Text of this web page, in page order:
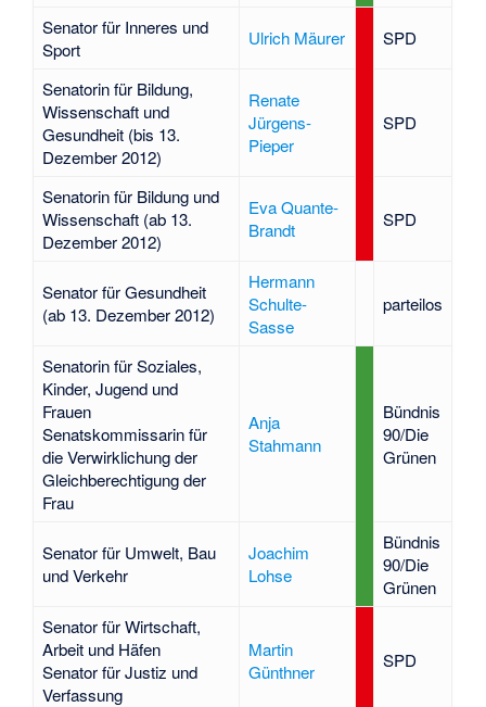
Senator für Inneres und
Sport
Ulrich Mäurer SPD
Senatorin für Bildung,
Wissenschaft und
Gesundheit (bis 13.
Dezember 2012)
Renate
Jürgens-
Pieper
SPD
Senatorin für Bildung und
Wissenschaft (ab 13.
Dezember 2012)
Eva Quante-
Brandt
SPD
Senator für Gesundheit
(ab 13. Dezember 2012)
Hermann
Schulte-
Sasse
parteilos
Senatorin für Soziales,
Kinder, Jugend und
Frauen
Senatskommissarin für
die Verwirklichung der
Gleichberechtigung der
Frau
Anja
Stahmann
Bündnis
90/Die
Grünen
Senator für Umwelt, Bau
und Verkehr
Joachim
Lohse
Bündnis
90/Die
Grünen
Senator für Wirtschaft,
Arbeit und Häfen
Senator für Justiz und
Verfassung
Martin
Günthner
SPD